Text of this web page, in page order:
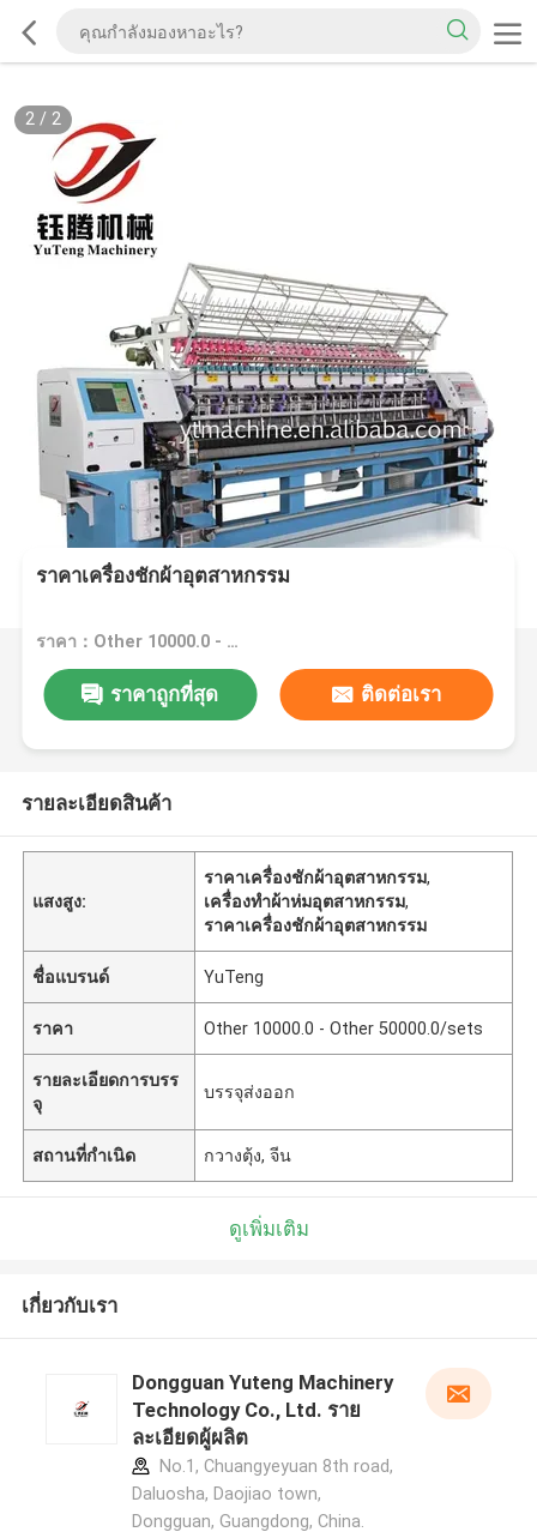
2/ 2
ราคาเครื่องชักผ้าอุตสาหกรรม
ราคา：Other 10000.0 - Other 50000.0/sets
ราคาถูกที่สุด ติดต่อเรา
รายละเอียดสินค้า
แสงสูง:
ราคาเครื่องชักผ้าอุตสาหกรรม,
เครื่องทําผ้าห่มอุตสาหกรรม,
ราคาเครื่องชักผ้าอุตสาหกรรม
ชื่อแบรนด์ YuTeng
ราคา Other 10000.0 - Other 50000.0/sets
รายละเอียดการบรร
จุ
บรรจุส่งออก
สถานที่กำเนิด กวางตุ้ง, จีน
ดูเพิ่มเติม
เกี่ยวกับเรา
Dongguan Yuteng Machinery
Technology Co., Ltd. ราย
ละเอียดผู้ผลิต
No.1, Chuangyeyuan 8th road,
Daluosha, Daojiao town,
Dongguan, Guangdong, China.